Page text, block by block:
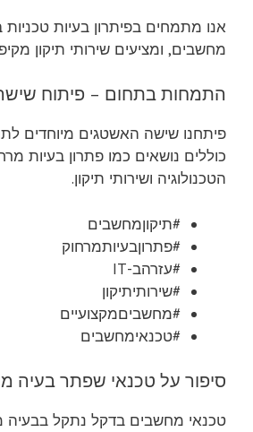
אנו מתמחים בפיתרון בעיות טכניות
מחשבים, ומציעים שירותי תיקון
התמחות בתחום – פיתוח
פיתחנו שישה האשטגים מיוחדים
כוללים נושאים כמו פתרון בעיות
הטכנולוגיה ושירותי תיקון.
#תיקוןמחשבים
#פתרוןבעיותמרחוק
#עזרהב-IT
#שירותיתיקון
#מחשביםמקצועיים
#טכנאימחשבים
סיפור על טכנאי שפתר בעיה
טכנאי מחשבים בדקל נתקל